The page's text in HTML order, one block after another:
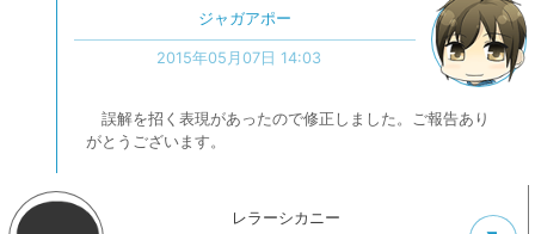
ジャガアポー
2015年05月07日 14:03
誤解を招く表現があったので修正しました。ご報告あり
がとうございます。
レラーシカニー